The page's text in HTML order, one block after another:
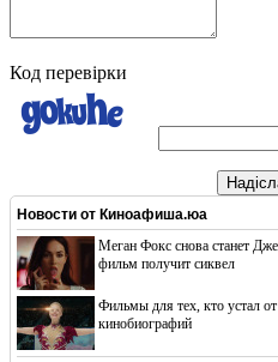
Код перевірки
Новости от Киноафиша.юа
Меган Фокс снова станет
фильм получит сиквел
Фильмы для тех, кто устал
кинобиографий